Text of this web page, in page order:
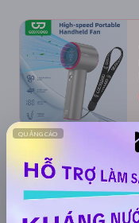
Chi tiết